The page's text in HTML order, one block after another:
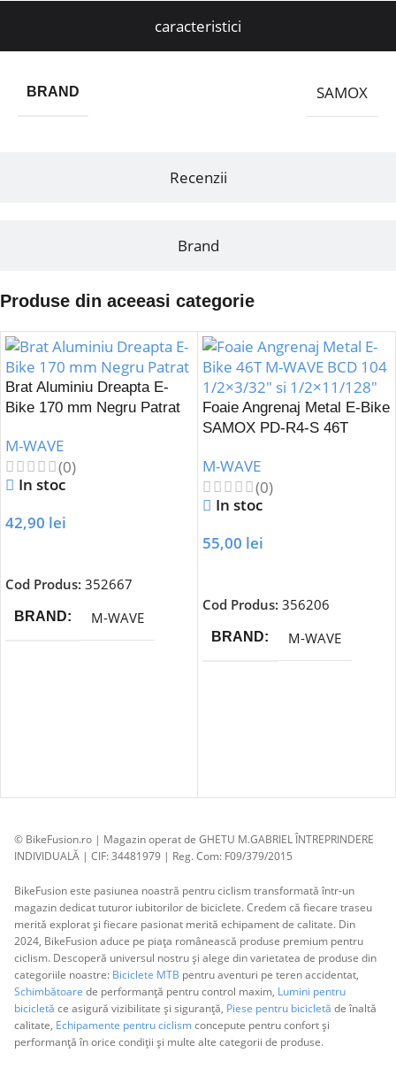
caracteristici
Recenzii
Brand
BRAND SAMOX
Produse din aceeasi categorie
Brat Aluminiu Dreapta E-
Bike 170 mm Negru Patrat
M-WAVE
(0)
In stoc
42,90 lei
Cod Produs: 352667
BRAND M-WAVE
Foaie Angrenaj Metal E-Bike
SAMOX PD-R4-S 46T
M-WAVE
(0)
In stoc
55,00 lei
Cod Produs: 356206
BRAND M-WAVE
© BikeFusion.ro | Magazin operat de GHETU M.GABRIEL ÎNTREPRINDERE
INDIVIDUALĂ | CIF: 34481979 | Reg. Com: F09/379/2015
BikeFusion este pasiunea noastră pentru ciclism transformată într-un
magazin dedicat tuturor iubitorilor de biciclete. Credem că fiecare traseu
merită explorat și fiecare pasionat merită echipament de calitate. Din
2024, BikeFusion aduce pe piața românească produse premium pentru
ciclism. Descoperă universul nostru și alege din varietatea de produse din
categoriile noastre: Biciclete MTB pentru aventuri pe teren accidentat,
Schimbătoare de performanță pentru control maxim, Lumini pentru
bicicletă ce asigură vizibilitate și siguranță, Piese pentru bicicletă de înaltă
calitate, Echipamente pentru ciclismconcepute pentru confort și
performanță în orice condiții și multe alte categorii de produse.